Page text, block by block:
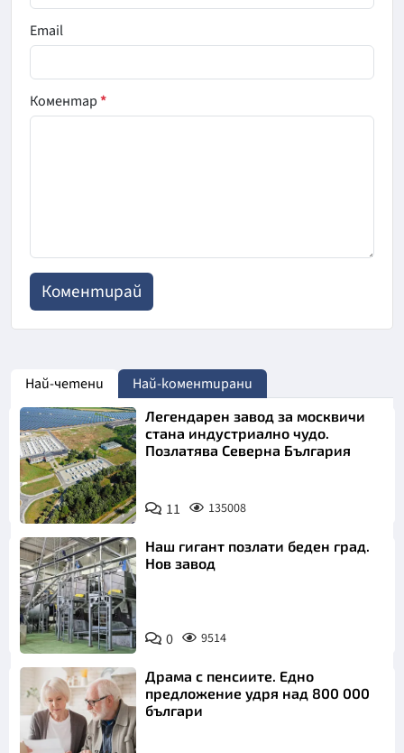
Email
Коментар*
Най-четени Най-коментирани
Легендарен завод за москвичи
стана индустриално чудо.
Позлатява Северна България
11 135008
Наш гигант позлати беден град.
Нов завод
0 9514
Драма с пенсиите. Едно
предложение удря над 800 000
българи